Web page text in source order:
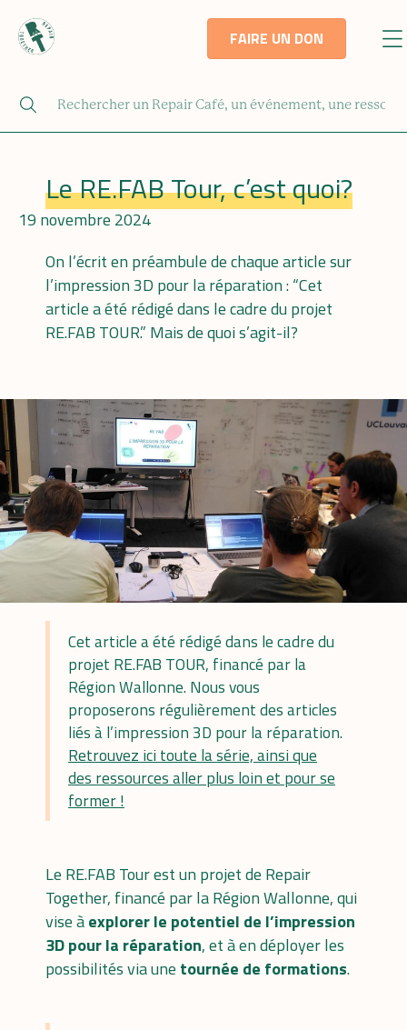
FAIRE UN DON
Le RE.FAB Tour, c’est quoi?
19 novembre 2024
On l’écrit en préambule de chaque article sur
l’impression 3D pour la réparation : “Cet
article a été rédigé dans le cadre du projet
RE.FAB TOUR.” Mais de quoi s’agit-il?
Cet article a été rédigé dans le cadre du
projet RE.FAB TOUR, financé par la
Région Wallonne. Nous vous
proposerons régulièrement des articles
liés à l’impression3D pour la réparation.
Retrouvez ici toute la série, ainsi que
des ressources aller plus loin et pour se
former !
Le RE.FAB Tour est un projet de Repair
Together, financé par la Région Wallonne, qui
vise àexplorer le potentiel de l’impression
3D pour la réparation, et à en déployer les
possibilités via une tournée de formations.